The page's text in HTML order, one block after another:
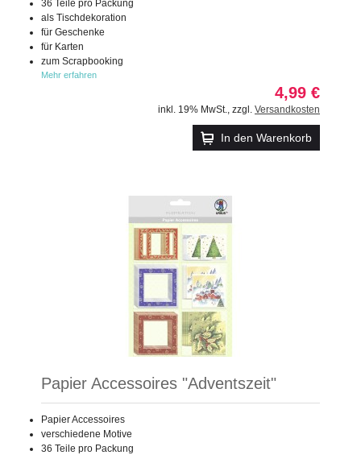
36 Teile pro Packung
als Tischdekoration
für Geschenke
für Karten
zum Scrapbooking
Mehr erfahren
4,99 €
inkl. 19% MwSt. zzgl. Versandkosten
In den Warenkorb
Papier Accessoires "Adventszeit"
Papier Accessoires
verschiedene Motive
36 Teile pro Packung